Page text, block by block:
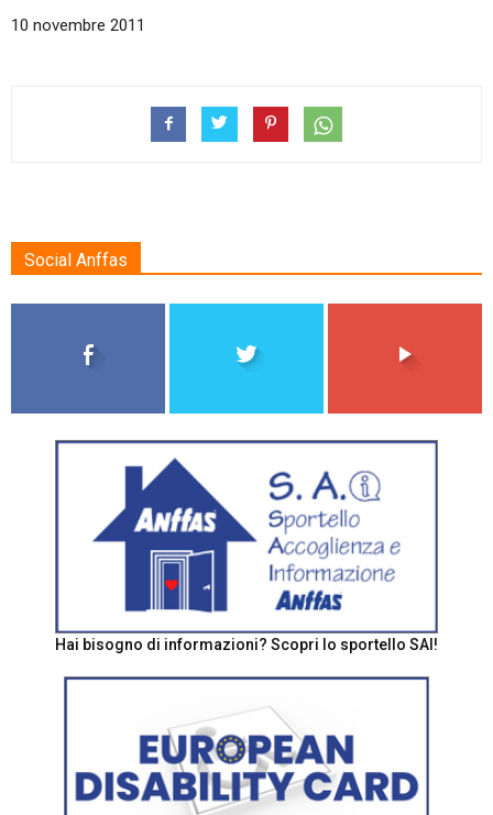
10 novembre 2011
Social Anffas
Hai bisogno di informazioni? Scopri lo sportello SAI!